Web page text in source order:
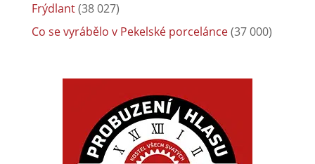
Frýdlant(38 027)
Co se vyrábělo v Pekelské porcelánce(37 000)